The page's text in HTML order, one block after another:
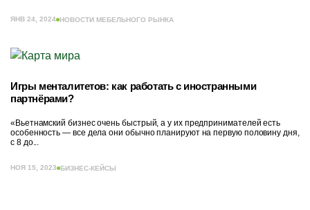
ЯНВ 24, 2024 НОВОСТИ МЕБЕЛЬНОГО РЫНКА
Игры менталитетов: как работать с иностранными
партнёрами?
«Вьетнамский бизнес очень быстрый, а у их предпринимателей есть
особенность — все дела они обычно планируют на первую половину дня,
с 8 до...
НОЯ 15, 2023 БИЗНЕС-КЕЙСЫ